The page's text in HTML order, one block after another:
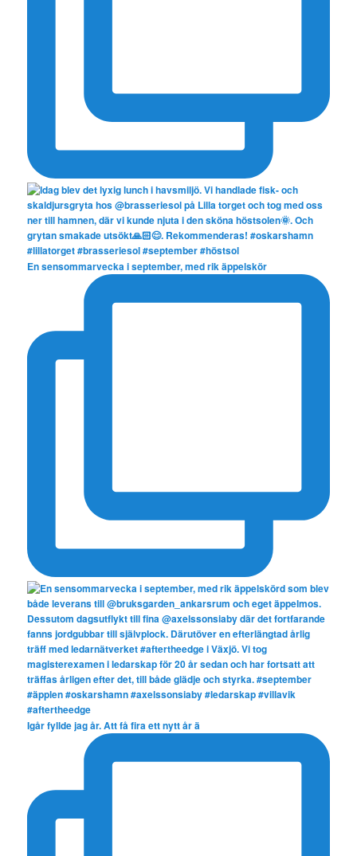
En sensommarvecka i september, med rik äppelskör
Igår fyllde jag år. Att få fira ett nytt år ä